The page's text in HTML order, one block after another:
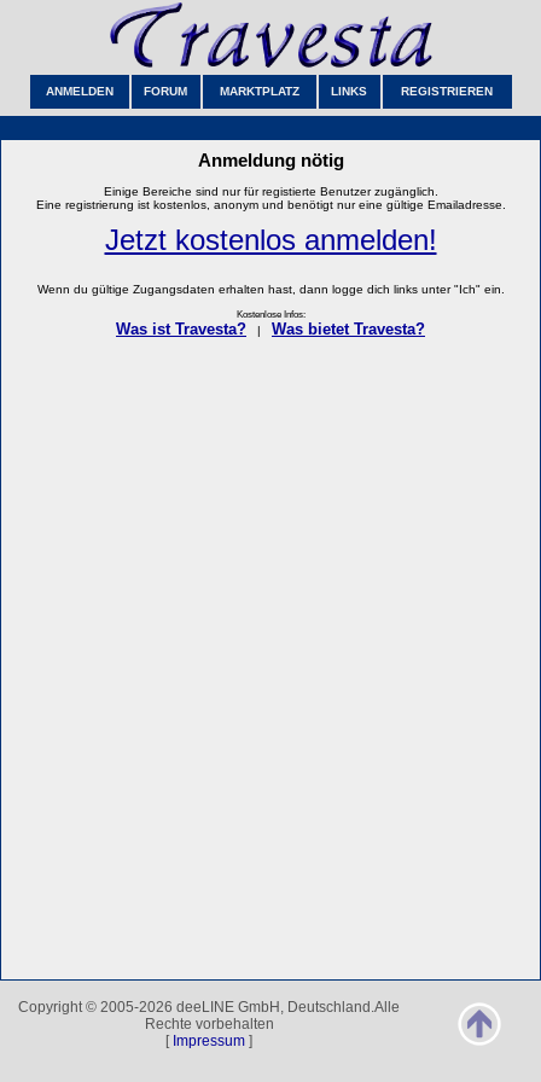
ANMELDEN FORUM MARKTPLATZ LINKS REGISTRIEREN
Anmeldung nötig
Einige Bereiche sind nur für registierte Benutzer zugänglich.
Eine registrierung ist kostenlos, anonym und benötigt nur eine gültige Emailadresse.
Jetzt kostenlos anmelden!
Wenn du gültige Zugangsdaten erhalten hast, dann logge dich links unter "Ich" ein.
Kostenlose Infos:
Was ist Travesta? Was bietet Travesta?
Copyright © 2005-2026 deeLINE GmbH, Deutschland.Alle
Rechte vorbehalten
[ Impressum ]